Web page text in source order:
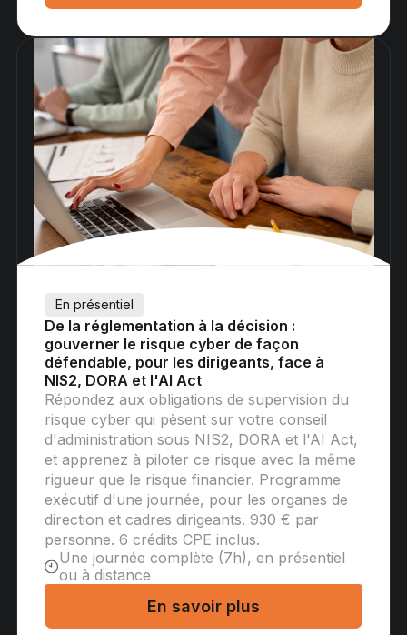
En présentiel
De la réglementation à la décision :
gouverner le risque cyber de façon
défendable, pour les dirigeants, face à
NIS2, DORA et l'AI Act
Répondez aux obligations de supervision du
risque cyber qui pèsent sur votre conseil
d'administration sous NIS2, DORA et l'AI Act,
et apprenez à piloter ce risque avec la même
rigueur que le risque financier. Programme
exécutif d'une journée, pour les organes de
direction et cadres dirigeants. 930 € par
personne. 6 crédits CPE inclus.
Une journée complète (7h), en présentiel
ou à distance
En savoir plus